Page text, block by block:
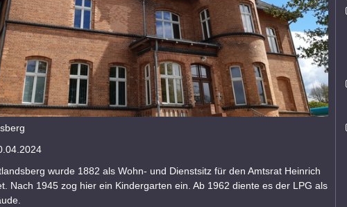
wurde 1882 als Wohn- und Dienstsitz für den Amtsrat Heinrich
Nach 1945 zog hier ein Kindergarten ein. Ab 1962 diente es der LPG als